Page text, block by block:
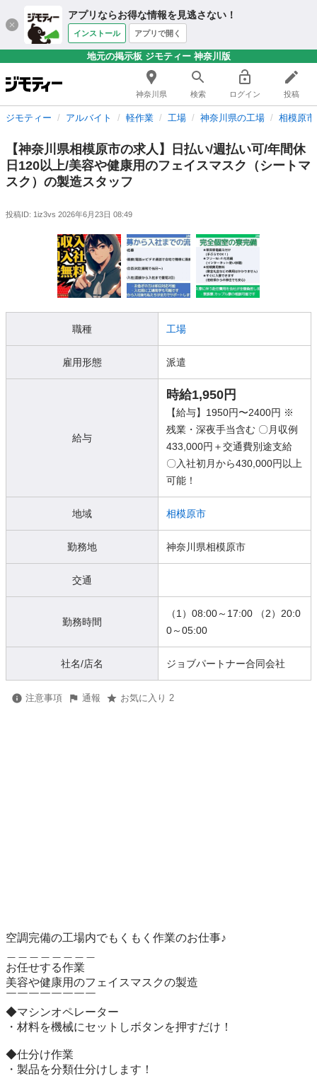
アプリならお得な情報を見逃さない！
インストール アプリで開く
地元の掲示板 ジモティー 神奈川版
神奈川県 検索 ログイン 投稿
ジモティー アルバイト 軽作業 工場 神奈川県の工場 相模原
【神奈川県相模原市の求人】日払い/週払い可/年間休
日120以上/美容や健康用のフェイスマスク（シートマ
スク）の製造スタッフ
投稿ID: 1iz3vs 2026年6月23日 08:49
職種 工場
雇用形態 派遣
給与
時給1,950円
【給与】1950円〜2400円 ※
残業・深夜手当含む 〇月収例
433,000円＋交通費別途支給
〇入社初月から430,000円以上
可能！
地域 相模原市
勤務地 神奈川県相模原市
交通
勤務時間
（1）08:00～17:00 （2）20:0
0～05:00
社名/店名 ジョブパートナー合同会社
注意事項 通報 お気に入り 2
空調完備の工場内でもくもく作業のお仕事♪
お任せする作業
美容や健康用のフェイスマスクの製造
￣￣￣￣￣￣￣￣
◆マシンオペレーター
・材料を機械にセットしボタンを押すだけ！
◆仕分け作業
・製品を分類仕分けします！